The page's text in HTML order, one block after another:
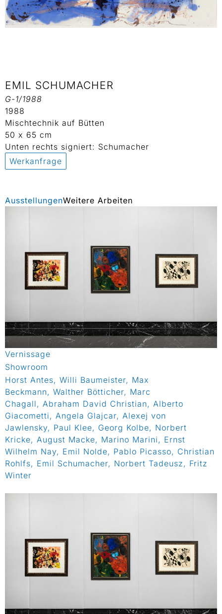
EMIL SCHUMACHER
G-1/1988
1988
Mischtechnik auf Bütten
50 x 65 cm
Unten rechts signiert: Schumacher
Werkanfrage
AusstellungenWeitere Arbeiten
Vernissage
Showroom
Horst Antes, Willi Baumeister, Max
Beckmann, Walther Bötticher, Marc
Chagall, Abraham David Christian, Alberto
Giacometti, Angela Glajcar, Alexej von
Jawlensky, Paul Klee, Georg Kolbe, Norbert
Kricke, August Macke, Marino Marini, Ernst
Wilhelm Nay, Emil Nolde, Pablo Picasso, Christian
Rohlfs, Emil Schumacher, Norbert Tadeusz, Fritz
Winter